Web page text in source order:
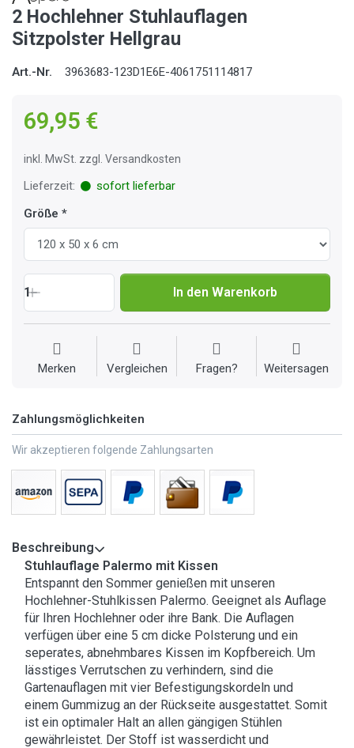
2 Hochlehner Stuhlauflagen
Sitzpolster Hellgrau
Art.-Nr. 3963683-123D1E6E-4061751114817
69,95 €
inkl. MwSt. zzgl. Versandkosten
Lieferzeit:
sofort lieferbar
Größe
1 In den Warenkorb
Merken Vergleichen Fragen? Weitersagen
Zahlungsmöglichkeiten
Wir akzeptieren folgende Zahlungsarten
Beschreibung
Stuhlauflage Palermo mit Kissen
Entspannt den Sommer genießen mit unseren
Hochlehner-Stuhlkissen Palermo. Geeignet als Auflage
für Ihren Hochlehner oder ihre Bank. Die Auflagen
verfügen über eine 5 cm dicke Polsterung und ein
seperates, abnehmbares Kissen im Kopfbereich. Um
lässtiges Verrutschen zu verhindern, sind die
Gartenauflagen mit vier Befestigungskordeln und
einem Gummizug an der Rückseite ausgestattet. Somit
ist ein optimaler Halt an allen gängigen Stühlen
gewährleistet. Der Stoff ist wasserdicht und